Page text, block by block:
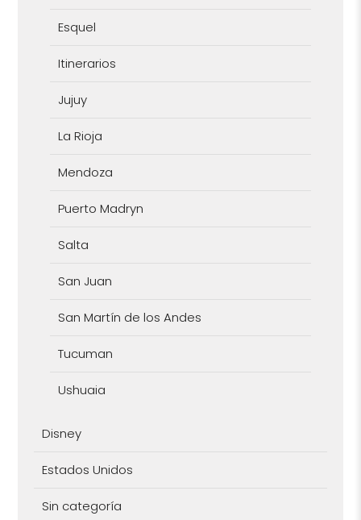
Esquel
Itinerarios
Jujuy
La Rioja
Mendoza
Puerto Madryn
Salta
San Juan
San Martín de los Andes
Tucuman
Ushuaia
Disney
Estados Unidos
Sin categoría